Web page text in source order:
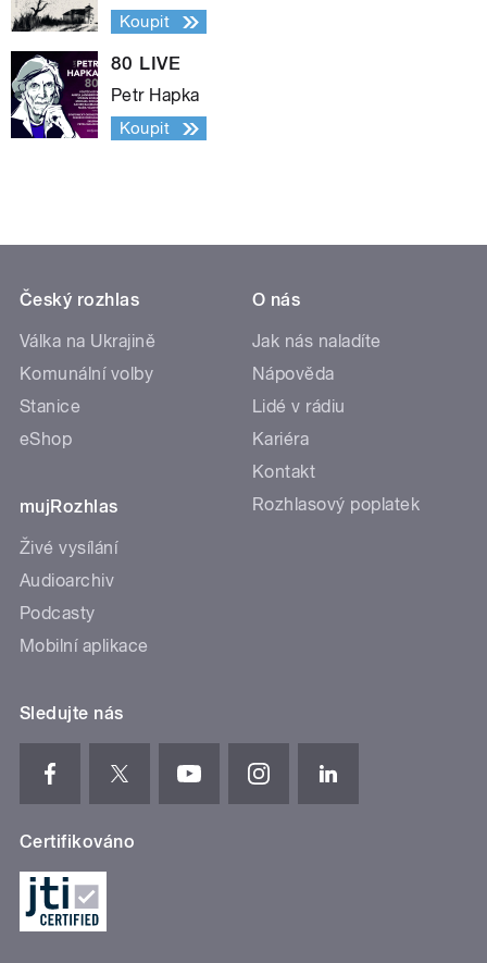
Koupit
80 LIVE
Petr Hapka
Koupit
Český rozhlas
Válka na Ukrajině
Komunální volby
Stanice
eShop
mujRozhlas
Živé vysílání
Audioarchiv
Podcasty
Mobilní aplikace
O nás
Jak nás naladíte
Nápověda
Lidé v rádiu
Kariéra
Kontakt
Rozhlasový poplatek
Sledujte nás
Certifikováno